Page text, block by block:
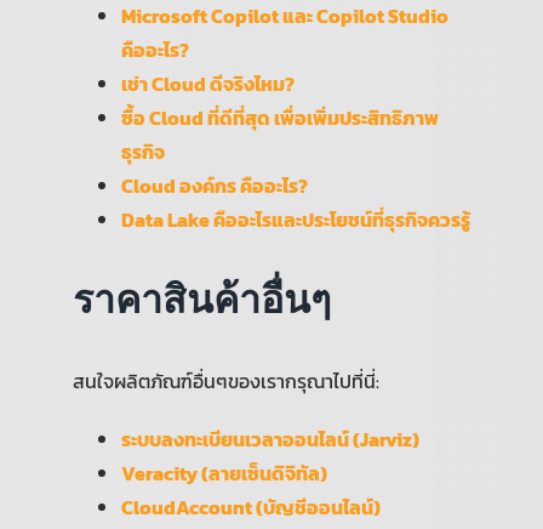
Microsoft Copilot และ Copilot Studio
คืออะไร?
เช่า Cloud ดีจริงไหม?
ซื้อ Cloud ที่ดีที่สุด เพื่อเพิ่มประสิทธิภาพ
ธุรกิจ
Cloud องค์กร คืออะไร?
Data Lake คืออะไรและประโยชน์ที่ธุรกิจควรรู้
ราคาสินค้าอื่นๆ
สนใจผลิตภัณฑ์อื่นๆของเรากรุณาไปที่นี่:
ระบบลงทะเบียนเวลาออนไลน์ (Jarviz)
Veracity (ลายเซ็นดิจิทัล)
CloudAccount (บัญชีออนไลน์)